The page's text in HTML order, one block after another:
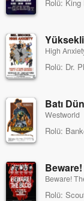
Rolü: King
High
Rolü: Dr.
Batı
Westworld
Rolü:
Beware!
Rolü: